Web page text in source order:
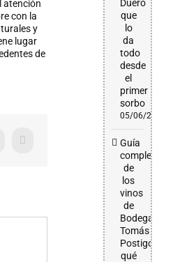
atención
con la
y
lugar
de
WhatsApp
Duero
que
lo
da
todo
desde
el
primer
sorbo
05/06/2026
Guía
completa
de
los
vinos
de
Bodega
Tomás
Postigo:
qué